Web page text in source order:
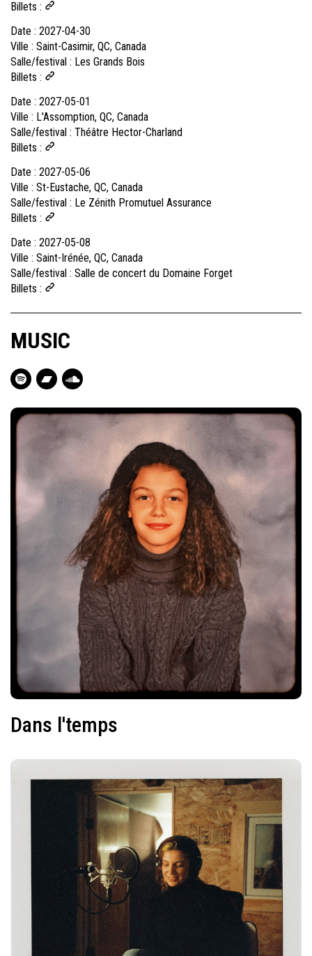
Billets :
Date : 2027-04-30
Ville : Saint-Casimir, QC, Canada
Salle/festival : Les Grands Bois
Billets :
Date : 2027-05-01
Ville : L'Assomption, QC, Canada
Salle/festival : Théâtre Hector-Charland
Billets :
Date : 2027-05-06
Ville : St-Eustache, QC, Canada
Salle/festival : Le Zénith Promutuel Assurance
Billets :
Date : 2027-05-08
Ville : Saint-Irénée, QC, Canada
Salle/festival : Salle de concert du Domaine Forget
Billets :
MUSIC
Dans l'temps